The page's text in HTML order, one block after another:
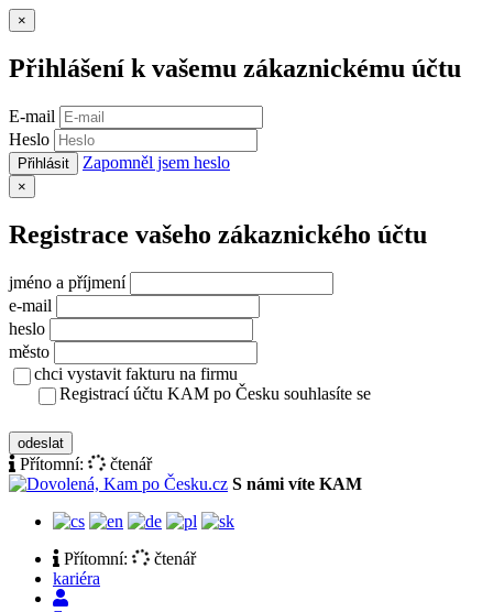
×
Přihlášení k vašemu zákaznickému účtu
E-mail
Heslo
Přihlásit Zapomněl jsem heslo
×
Registrace vašeho zákaznického účtu
jméno a příjmení
e-mail
heslo
město
chci vystavit fakturu na firmu
Registrací účtu KAM po Česku souhlasíte se
odeslat
Přítomní:
čtenář
S námi víte KAM
Přítomní:
čtenář
kariéra